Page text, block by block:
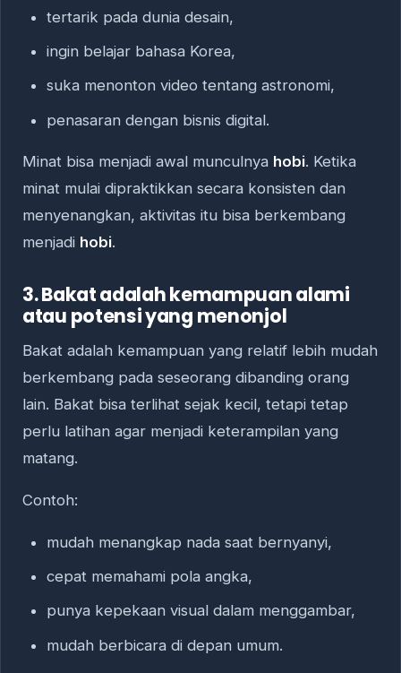
tertarik pada dunia desain,
ingin belajar bahasa Korea,
suka menonton video tentang astronomi,
penasaran dengan bisnis digital.
Minat bisa menjadi awal munculnya hobi. Ketika
minat mulai dipraktikkan secara konsisten dan
menyenangkan, aktivitas itu bisa berkembang
menjadi hobi.
3. Bakat adalah kemampuan alami
atau potensi yang menonjol
Bakat adalah kemampuan yang relatif lebih mudah
berkembang pada seseorang dibanding orang
lain. Bakat bisa terlihat sejak kecil, tetapi tetap
perlu latihan agar menjadi keterampilan yang
matang.
Contoh:
mudah menangkap nada saat bernyanyi,
cepat memahami pola angka,
punya kepekaan visual dalam menggambar,
mudah berbicara di depan umum.